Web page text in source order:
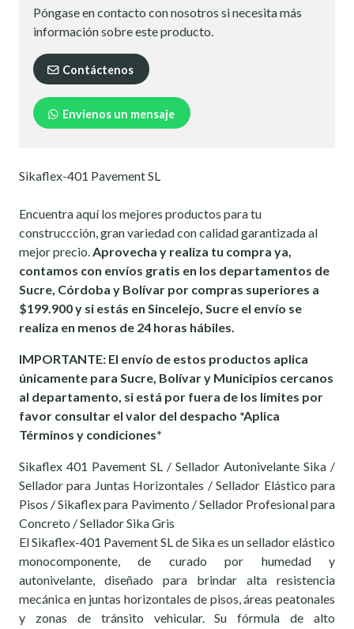
Póngase en contacto con nosotros si necesita más
información sobre este producto.
Contáctenos
Envíenos un mensaje
Sikaflex-401 Pavement SL
Encuentra aquí los mejores productos para tu
construccción, gran variedad con calidad garantizada al
mejor precio.Aprovecha y realiza tu compra ya,
contamos con envíos gratis en los departamentos de
Sucre, Córdoba y Bolívar por compras superiores a
$199.900 y si estás en Sincelejo, Sucre el envío se
realiza en menos de 24 horas hábiles.
IMPORTANTE: El envío de estos productos aplica
únicamente para Sucre, Bolívar y Municipios cercanos
al departamento, si está por fuera de los limites por
favor consultar el valor del despacho *Aplica
Términos y condiciones*
Sikaflex 401 Pavement SL / Sellador Autonivelante Sika /
Sellador para Juntas Horizontales / Sellador Elástico para
Pisos / Sikaflex para Pavimento / Sellador Profesional para
Concreto / Sellador Sika Gris
El Sikaflex-401 Pavement SL de Sika es un sellador elástico
monocomponente, de curado por humedad y
autonivelante, diseñado para brindar alta resistencia
mecánica en juntas horizontales de pisos, áreas peatonales
y zonas de tránsito vehicular. Su fórmula de alto